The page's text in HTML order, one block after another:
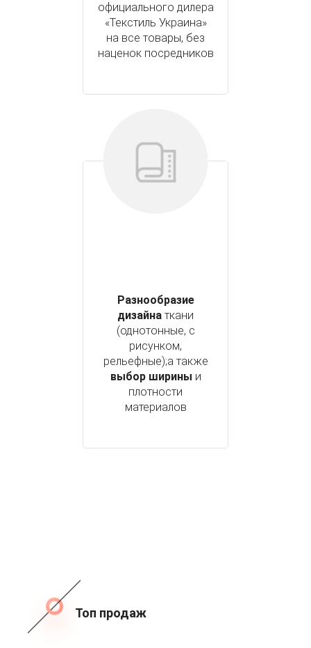
официального дилера
«Текстиль Украина»
на все товары, без
наценок посредников
Разнообразие
дизайна ткани
(однотонные, с
рисунком,
рельефные);а также
выбор ширины и
плотности
материалов
Топ продаж